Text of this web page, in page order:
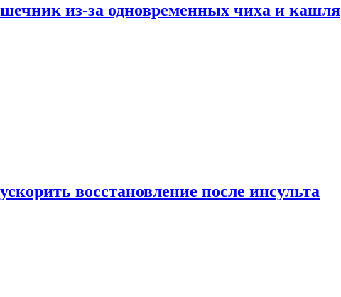
из-за одновременных чиха и кашля
восстановление после инсульта